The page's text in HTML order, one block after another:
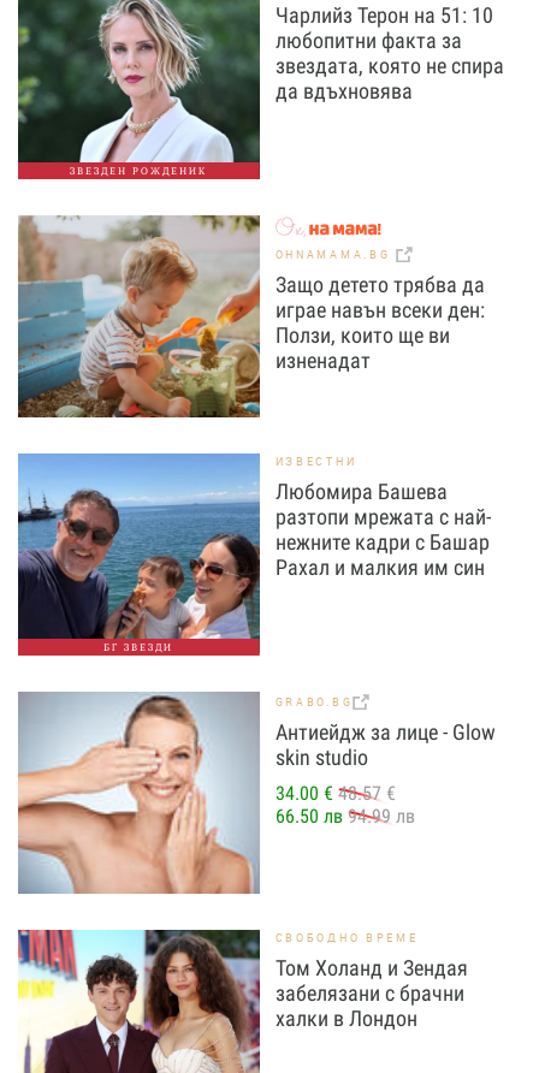
ЗВЕЗДЕН РОЖДЕНИК
Чарлийз Терон на 51: 10
любопитни факта за
звездата, която не спира
да вдъхновява
OHNAMAMA.BG
Защо детето трябва да
играе навън всеки ден:
Ползи, които ще ви
изненадат
БГ ЗВЕЗДИ
ИЗВЕСТНИ
Любомира Башева
разтопи мрежата с най-
нежните кадри с Башар
Рахал и малкия им син
GRABO.BG
Антиейдж за лице - Glow
skin studio
34.00 € 48.57 €
66.50 лв 94.99 лв
СВОБОДНО ВРЕМЕ
Том Холанд и Зендая
забелязани с брачни
халки в Лондон